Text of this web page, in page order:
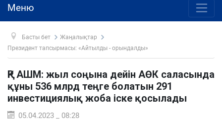
Меню
Басты бет
Жаңалықтар
Президент тапсырмасы: «Айтылды - орындалды»
ҚР АШМ: жыл соңына дейін АӨК саласында
құны 536 млрд теңге болатын 291
инвестициялық жоба іске қосылады
05.04.2023 _ 08:28